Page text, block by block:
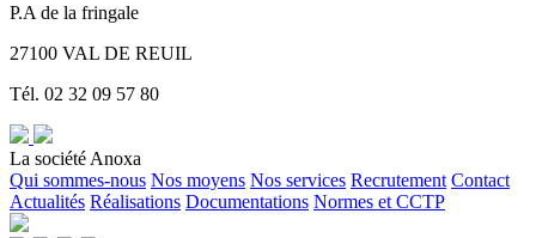
P.A de la fringale
27100 VAL DE REUIL
Tél. 02 32 09 57 80
La société Anoxa
Qui sommes-nous Nos moyens Nos services Recrutement Contact
Actualités Réalisations Documentations Normes et CCTP